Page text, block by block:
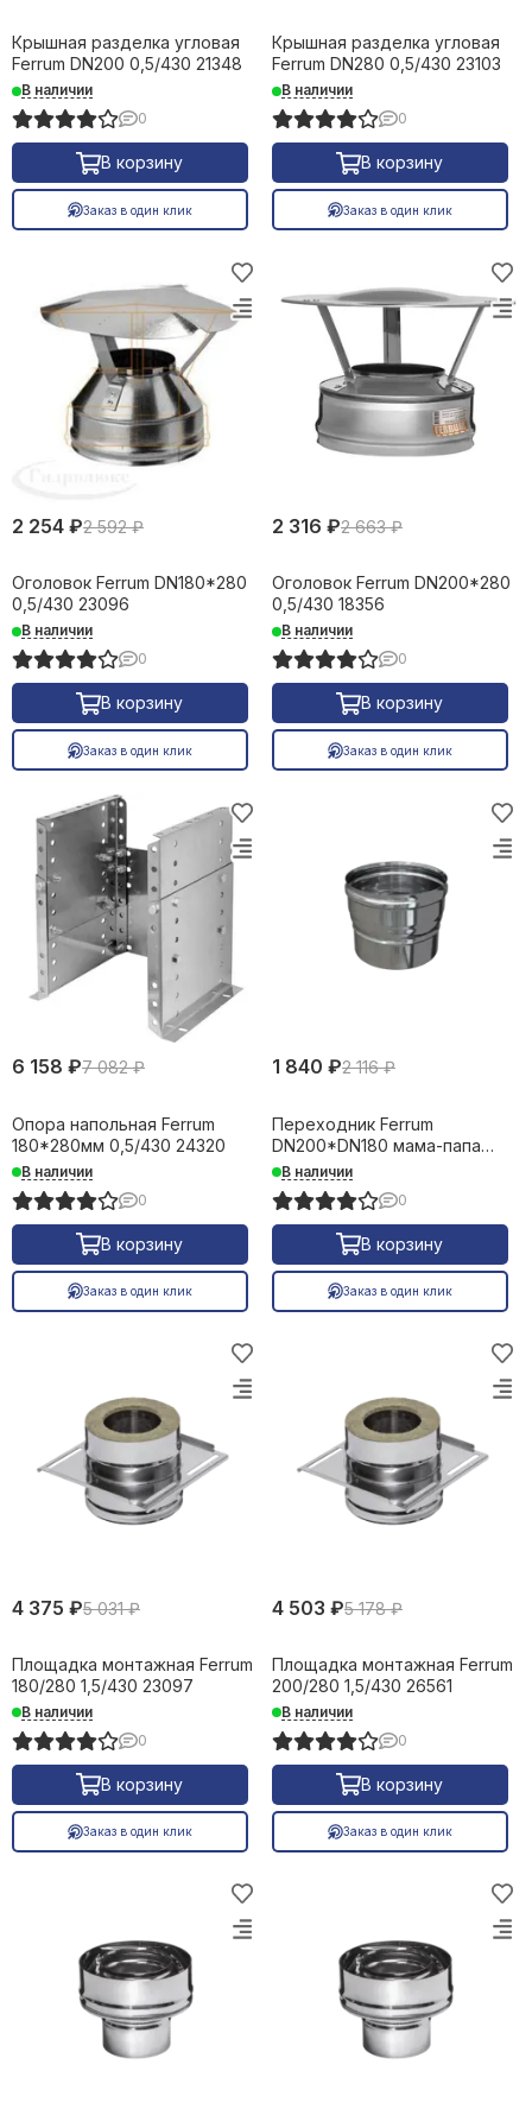
Крышная разделка угловая
Ferrum DN200 0,5/430 21348
В наличии
0
В корзину
Заказ в один клик
Крышная разделка угловая
Ferrum DN280 0,5/430 23103
В наличии
0
В корзину
Заказ в один клик
2 254 ₽2 592 ₽
Оголовок Ferrum DN180*280
0,5/430 23096
В наличии
0
В корзину
Заказ в один клик
2 316 ₽2 663 ₽
Оголовок Ferrum DN200*280
0,5/430 18356
В наличии
0
В корзину
Заказ в один клик
6 158 ₽7 082 ₽
Опора напольная Ferrum
180*280мм 0,5/430 24320
В наличии
0
В корзину
Заказ в один клик
1 840 ₽2 116 ₽
Переходник Ferrum
DN200*DN180 мама-папа
0,8/430 28784
В наличии
0
В корзину
Заказ в один клик
4 375 ₽5 031 ₽
Площадка монтажная Ferrum
180/280 1,5/430 23097
В наличии
0
В корзину
Заказ в один клик
4 503 ₽5 178 ₽
Площадка монтажная Ferrum
200/280 1,5/430 26561
В наличии
0
В корзину
Заказ в один клик